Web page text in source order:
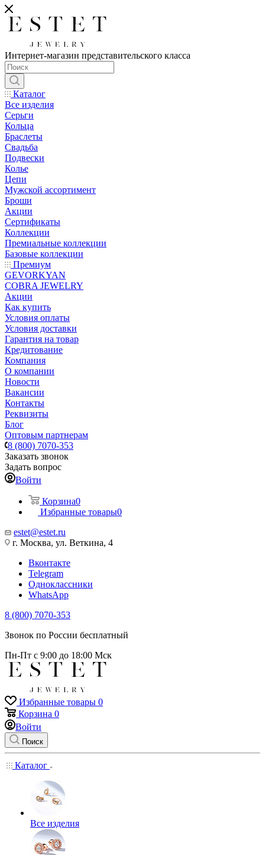
Интернет-магазин представительского класса
Каталог
Все изделия
Серьги
Кольца
Браслеты
Свадьба
Подвески
Колье
Цепи
Мужской ассортимент
Броши
Акции
Сертификаты
Коллекции
Премиальные коллекции
Базовые коллекции
Премиум
GEVORKYAN
COBRA JEWELRY
Акции
Как купить
Условия оплаты
Условия доставки
Гарантия на товар
Кредитование
Компания
О компании
Новости
Вакансии
Контакты
Реквизиты
Блог
Оптовым партнерам
8 (800) 7070-353
Заказать звонок
Задать вопрос
Войти
Корзина0
Избранные товары0
estet@estet.ru
г. Москва, ул. Веткина, 4
Вконтакте
Telegram
Одноклассники
WhatsApp
8 (800) 7070-353
Звонок по России бесплатный
Пн-Пт с 9:00 до 18:00 Мск
Избранные товары 0
Корзина 0
Войти
Поиск
Каталог
Все изделия